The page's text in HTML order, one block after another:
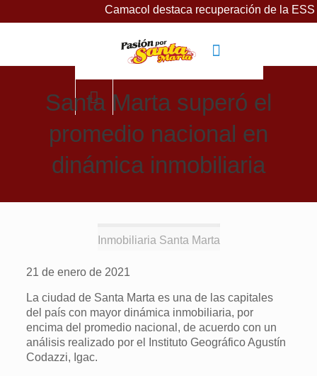
Camacol destaca recuperación de la
Santa Marta superó el
promedio nacional en
dinámica inmobiliaria
Inmobiliaria Santa Marta
21 de enero de 2021
La ciudad de Santa Marta es una de las capitales
del país con mayor dinámica inmobiliaria, por
encima del promedio nacional, de acuerdo con un
análisis realizado por el Instituto Geográfico Agustín
Codazzi, Igac.